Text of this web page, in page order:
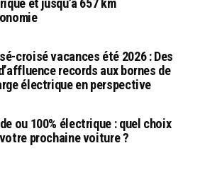
et jusqu’à 657 km
croisé vacances été 2026 : Des
records aux bornes de
électrique en perspective
ou 100% électrique : quel choix
prochaine voiture ?